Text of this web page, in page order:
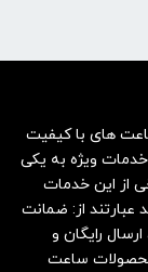
های با کیفیت
خدمات ویژه به یکی
از این خدمات
عبارتند از: ضمانت
ارسال رایگان و
ساعت